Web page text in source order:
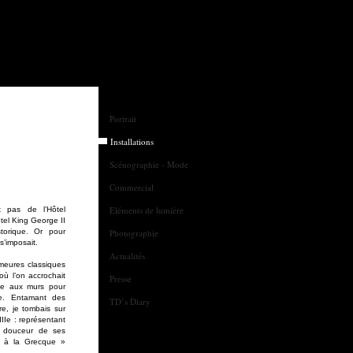
pas de l’Hôtel
King George II
Or pour
classiques
l’on accrochait
aux murs pour
Entamant des
je tombais sur
: représentant
douceur de ses
à la Grecque »
Portrait
Installations
Scénographie - Mode
Commercial
Eléments de lumière
Photographie
Actualités
Presse
TD’s Diary